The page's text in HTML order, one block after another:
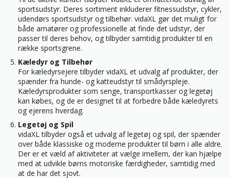
sportsudstyr. Deres sortiment inkluderer fitnessudstyr, cykler,
udendørs sportsudstyr og tilbehør. vidaXL gør det muligt for
både amatører og professionelle at finde det udstyr, der
passer til deres behov, og tilbyder samtidig produkter til en
række sportsgrene.
Kæledyr og Tilbehør
For kæledyrsejere tilbyder vidaXL et udvalg af produkter, der
spænder fra hunde- og katteudstyr til smådyrspleje.
Kæledyrsprodukter som senge, transportkasser og legetøj
kan købes, og de er designet til at forbedre både kæledyrets
og ejerens hverdag.
Legetøj og Spil
vidaXL tilbyder også et udvalg af legetøj og spil, der spænder
over både klassiske og moderne produkter til børn i alle aldre.
Der er et væld af aktiviteter at vælge imellem, der kan hjælpe
med at udvikle børns motoriske færdigheder, samtidig med
at de har det sjovt.